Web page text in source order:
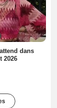
dans
2026